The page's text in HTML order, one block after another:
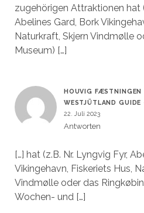
zugehörigen Attraktionen hat
Abelines Gard, Bork
Naturkraft, Skjern Vindmølle
Museum) […]
HOUVIG FÆSTNINGEN
WESTJÜTLAND GUIDE
22. Juli 2023
Antworten
[…] hat (z.B. Nr. Lyngvig Fyr,
Vikingehavn, Fiskeriets Hus,
Vindmølle oder das
Wochen- und […]